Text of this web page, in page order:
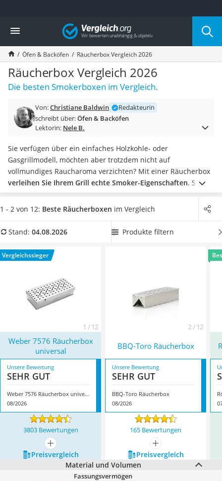
Die beliebtesten Vergleiche nach Kategorie
Haushalt
Wassersprudler
Zentralstaubsauger
Brotbackautomat
Wischroboter
Wäschespinne
Spülmaschinentabs
Akku-Staubsauger
AEG-Waschmaschine
Saug-Wisch-Roboter
Handstaubsauger
Milchaufschäumer
Kondenstrockner
Reiskocher
Tierhaarstaubsauger
Nespresso-Maschine
Messerschärfer
Vergleich
Öfen & Backöfen Räucherbox Vergleich 2026
Räucherbox Vergleich 2026
Die besten Smokerboxen im Vergleich.
Von:Christiane Baldwin
Redakteurin
schreibt über:Öfen & Backöfen
Lektorin: Nele B.
Sie verfügen über ein einfaches Holzkohle- oder
Gasgrillmodell, möchten aber trotzdem nicht auf
vollmundiges Raucharoma verzichten? Mit einer Räucherbox
verleihen Sie Ihrem Grill echte Smoker-Eigenschaften. So
schmecken Pulled-Pork und Co. richtig authentisch. Eine
kleinteilige Anordnung von Lüftungsschlitzen sorgt dabei für
Räucherbox-Tests im Internet zeigen, ist es für die
über Griffe verfügt
mit Räucherchips in der Vergleichstabelle, wenn Sie gleich
im August 2026 besonders das Modell
Weber 7576
Räucherbox universal
mit seinen Eigenschaften.
1 - 2 von 12: Beste Räucherboxen im Vergleich
Stand: 04.08.2026 Produkte filtern
Vergleichssieger
1 / 12 2 / 12
Weber 7576 Räucherbox
universal
BBQ-Toro Räucherbox
Unsere Bewertung
SEHR GUT
Weber 7576 Räucherbox universal
08/2026
Unsere Bewertung
SEHR GUT
BBQ-Toro Räucherbox
08/2026
3803 Bewertungen 165 Bewertungen
mehr anzeigen
mehr anzeigen
Preis­vergleich
Preis­vergleich
Material und Volumen
Fassungsvermögen